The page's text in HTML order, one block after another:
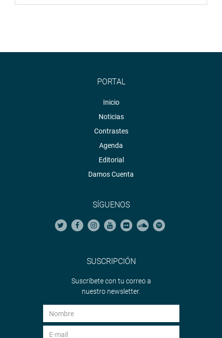
PORTAL
Inicio
Noticias
Contrastes
Agenda
Editorial
Damos Cuenta
SÍGUENOS
SUSCRIPCIÓN
Suscríbete con tu correo a
nuestro newsletter.